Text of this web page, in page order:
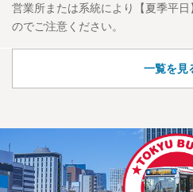
営業所または系統により【夏季平
のでご注意ください。
一覧を見